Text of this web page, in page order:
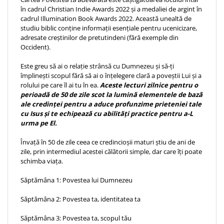
Teologie
A doua venire
Apologetica
Istoria Bisericii
Misiune
Viata crestina
Contemporaneitate
Devotional
Lupta Spirituala
Schimbarea caracterului
Suferinta
Viata din belsug
în cadrul Christian Indie Awards 2022 și a medaliei de argint în
cadrul Illumination Book Awards 2022. Această unealtă de
studiu biblic conține informații esențiale pentru ucenicizare,
adresate creștinilor de pretutindeni (fără exemple din
Occident).
Este greu să ai o relație strânsă cu Dumnezeu și să-ți
împlinești scopul fără să ai o înțelegere clară a poveștii Lui și a
rolului pe care îl ai tu în ea.Aceste lecturi zilnice pentru o
perioadă de 50 de zile scot la lumină elementele de bază
ale credinței pentru a aduce profunzime prieteniei tale
cu Isus și te echipează cu abilități practice pentru a-L
urma pe El.
Învață în 50 de zile ceea ce credincioșii maturi știu de ani de
zile, prin intermediul acestei călătorii simple, dar care îți poate
schimba viața.
Săptămâna 1: Povestea lui Dumnezeu
Săptămâna 2: Povestea ta, identitatea ta
Săptămâna 3: Povestea ta, scopul tău